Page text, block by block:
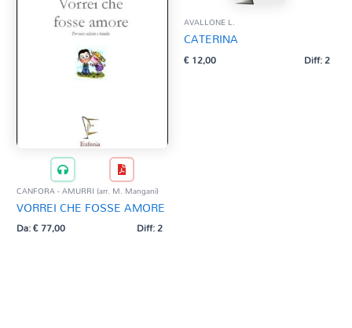
CANFORA - AMURRI (arr. M. Mangani)
VORREI CHE FOSSE AMORE
Da:€77,00 Diff: 2
AVALLONE L.
CATERINA
€12,00 Diff: 2